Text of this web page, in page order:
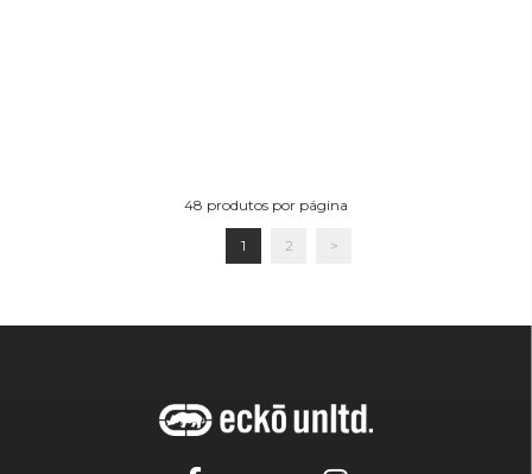
48 produtos por página
1 2 >